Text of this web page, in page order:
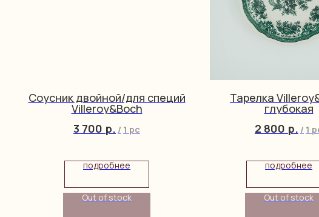
Соусник двойной/для специй
Villeroy&Boch
3 700 р. / 1 pc
подробнее
Out of stock
Тарелка
глубокая
2 800 р. / 1
подробнее
Out of stock